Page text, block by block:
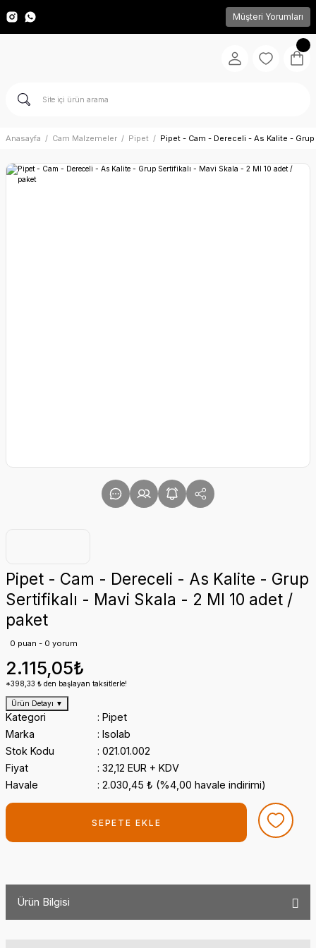
Müşteri Yorumları
Anasayfa Cam Malzemeler Pipet Pipet - Cam - Dereceli - As Kalite -
Pipet - Cam - Dereceli - As Kalite - Grup
Sertifikalı - Mavi Skala - 2 Ml 10 adet /
paket
0 puan - 0 yorum
2.115,05₺
*398,33 ₺ den başlayan taksitlerle!
Ürün Detayı ▼
Kategori
Pipet
Marka
Isolab
Stok Kodu
021.01.002
Fiyat
32,12 EUR + KDV
Havale
2.030,45 ₺ (%4,00 havale indirimi)
SEPETE EKLE
Ürün Bilgisi